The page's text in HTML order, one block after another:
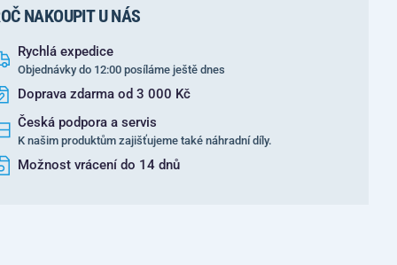
NAKOUPIT U NÁS
Rychlá expedice
Objednávky do 12:00 posíláme ještě dnes
Doprava zdarma od 3 000 Kč
Česká podpora a servis
K našim produktům zajišťujeme také náhradní díly.
Možnost vrácení do 14 dnů